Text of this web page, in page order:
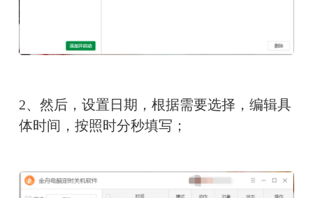
2、然后，设置日期，根据需要选择，编辑具
体时间，按照时分秒填写；